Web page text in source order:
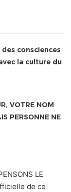
consciences
la culture du
VOTRE NOM
PERSONNE NE
LE
de ce